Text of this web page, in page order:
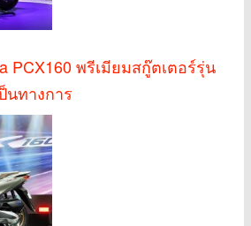
PCX160 พรีเมียมสกู๊ตเตอร์รุ่น
นทางการ